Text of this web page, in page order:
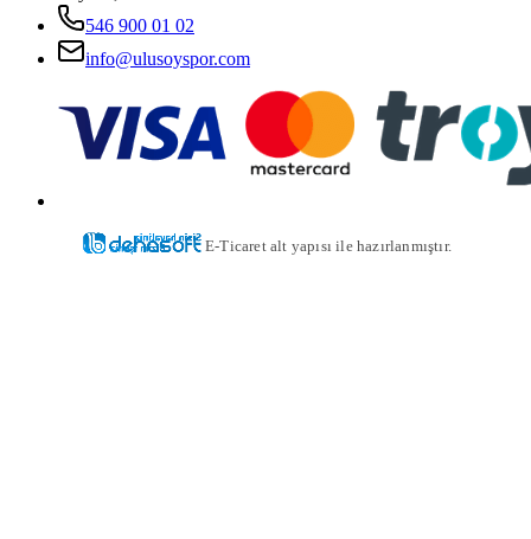
546 900 01 02
info@ulusoyspor.com
E-Ticaret alt yapısı ile hazırlanmıştır.